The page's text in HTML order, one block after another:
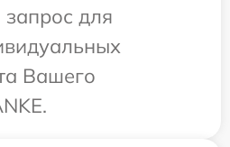
для
Вашего